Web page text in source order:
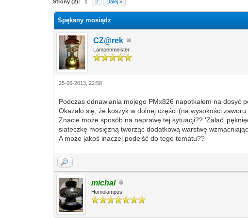
Strony (2): 1 2 Dalej »
Spękany mosiądz
CZ@rek
Lampenmeister
25-06-2013, 22:58
Podczas odnawiania mojego PMx826 napotkałem na dosyć
Okazało się, że koszyk w dolnej części (na wysokości
Znacie może sposób na naprawę tej sytuacji?? 'Zalać'
siateczkę mosiężną tworząc dodatkową warstwę
A może jakoś inaczej podejść do tego tematu??
michal
Homolampus